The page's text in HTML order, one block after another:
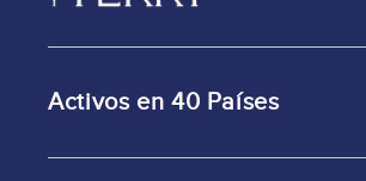
Activos en 40 Países